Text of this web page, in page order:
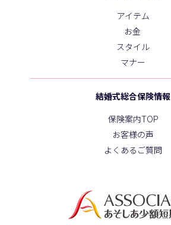
アイテム
お金
スタイル
マナー
結婚式総合保険情報
保険案内TOP
お客様の声
よくあるご質問